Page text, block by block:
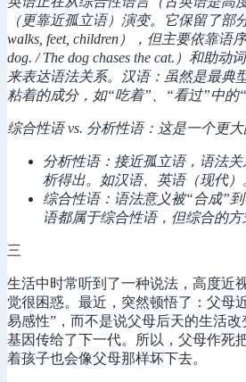
（更靠近孤立语）演变。它保留了部
walks, feet, children），但主要依靠语序
dog. / The dog chases the cat.）和助动
来表达语法关系。
汉语：虽然是最典
粘着的成分，如“吃着”、“看过”中的“
综合性语 vs. 分析性语：这是一个更大
分析性语：接近孤立语，语法
析得出。如汉语、英语（现代）
综合性语：语法意义被“合成”
语都属于综合性语，但综合的方
三
生活中时常听到了一种说法，高度近
觉很困惑。最近，突然顿悟了：父母
易感性”，而不是说父母后天的生活
基因传给了下一代。所以，父母作死
着孩子也会像父母那样坏下去。